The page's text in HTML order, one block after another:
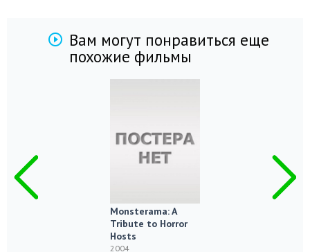
Вам могут понравиться еще
похожие фильмы
Monsterama: A
Tribute to Horror
Hosts
2004